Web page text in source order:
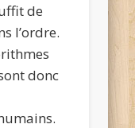
de
l’ordre.
donc